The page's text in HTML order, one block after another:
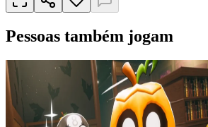
Pessoas também jogam